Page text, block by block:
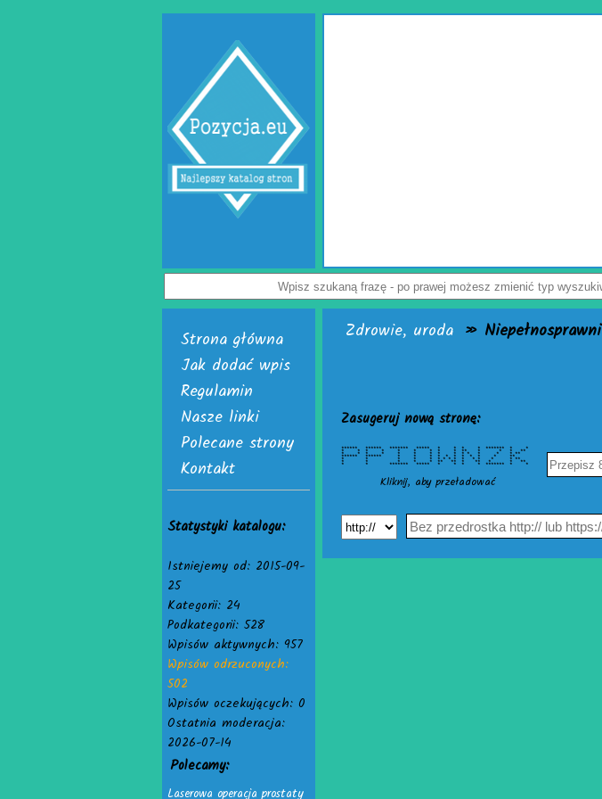
to miejsce, w którym każdy może uzyskać specjalistyczną i empatyczną
zdrowia psychicznego, relacji oraz seksualności. Ten specjalistyczny
Lublin oferuje pomoc osobom borykającym się z lękiem, stresem,
i trudnościami w relacjach. Doświadczeni specjaliści, tacy jak
Lublin i psychoterapeuta Lublin, oferują indywidualne podejście oraz
zaufania i bezpieczeństwa. W działalności ośrodka znajduje się również
oferują seksuolodzy Lublin, pomagając pacjentom lepiej zrozumieć siebie
i wzmocnić dobrostan psychiczny.
Strona główna
Jak dodać wpis
Regulamin
Nasze linki
Polecane strony
Kontakt
Statystyki katalogu:
Istniejemy od: 2015-09-
25
Kategorii: 24
Podkategorii: 528
Wpisów aktywnych: 957
Wpisów odrzuconych:
502
Wpisów oczekujących: 0
Ostatnia moderacja:
2026-07-14
Polecamy:
Laserowa operacja prostaty
Zdrowie, uroda » Niepełnosprawni
Zasugeruj nową stronę:
****** ****** ******* ***** * * * * ******* * *
* * * * * * * * * ** * * * **
* * * * * * * * * * * * * * **
****** ****** * * * * * * * * * * **
* * * * * * * * * * * * * * **
* * * * * ** ** * ** * * **
* * ******* ***** * * * * ******* * *
Kliknij, aby przeładować